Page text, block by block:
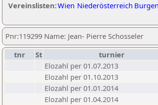
Vereinslisten:Wien Niederösterreich
Pnr:119299 Name: Jean- Pierre Schosseler
tnr
St turnier
Elozahl per 01.07.2013
Elozahl per 01.10.2013
Elozahl per 01.01.2014
Elozahl per 01.04.2014